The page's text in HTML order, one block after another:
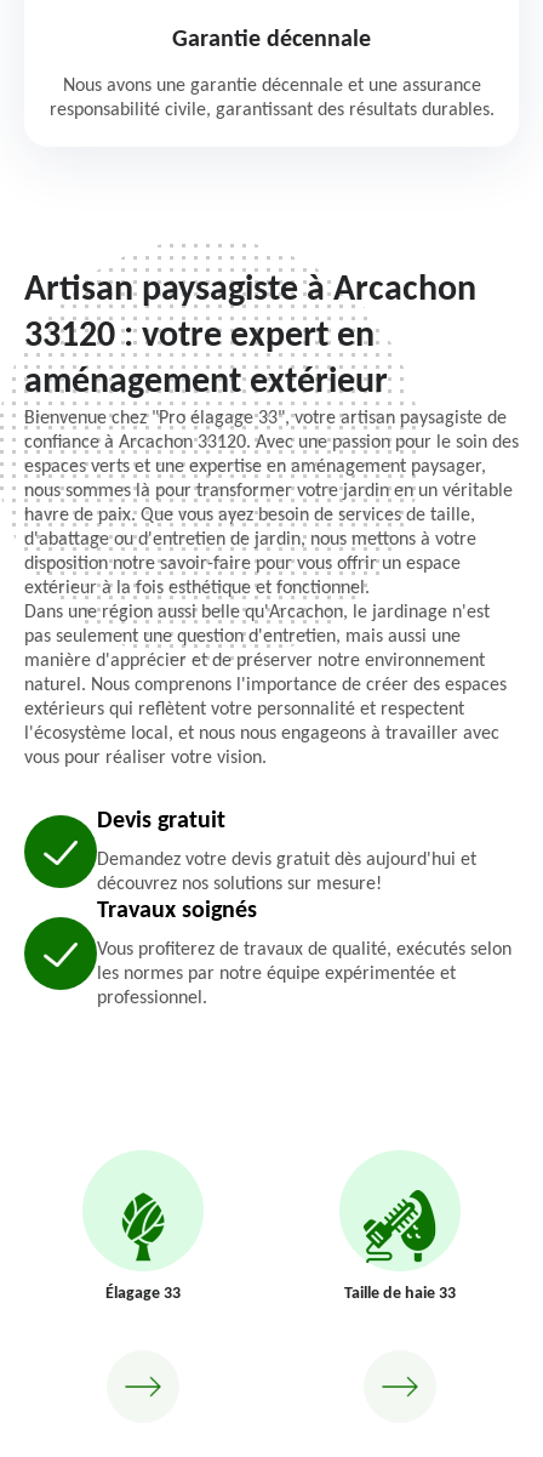
Garantie décennale
Nous avons une garantie décennale et une assurance
responsabilité civile, garantissant des résultats durables.
Artisan paysagiste à Arcachon
33120 : votre expert en
aménagement extérieur
Bienvenue chez "Pro élagage 33", votre artisan paysagiste de
confiance à Arcachon 33120. Avec une passion pour le soin des
espaces verts et une expertise en aménagement paysager,
nous sommes là pour transformer votre jardin en un véritable
havre de paix. Que vous ayez besoin de services de taille,
d'abattage ou d'entretien de jardin, nous mettons à votre
disposition notre savoir-faire pour vous offrir un espace
extérieur à la fois esthétique et fonctionnel.
Dans une région aussi belle qu'Arcachon, le jardinage n'est
pas seulement une question d'entretien, mais aussi une
manière d'apprécier et de préserver notre environnement
naturel. Nous comprenons l'importance de créer des espaces
extérieurs qui reflètent votre personnalité et respectent
l'écosystème local, et nous nous engageons à travailler avec
vous pour réaliser votre vision.
Devis gratuit
Demandez votre devis gratuit dès aujourd'hui et
découvrez nos solutions sur mesure!
Travaux soignés
Vous profiterez de travaux de qualité, exécutés selon
les normes par notre équipe expérimentée et
professionnel.
Élagage 33 Taille de haie 33